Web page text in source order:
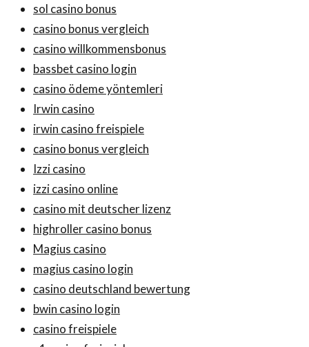
sol casino bonus
casino bonus vergleich
casino willkommensbonus
bassbet casino login
casino ödeme yöntemleri
Irwin casino
irwin casino freispiele
casino bonus vergleich
Izzi casino
izzi casino online
casino mit deutscher lizenz
highroller casino bonus
Magius casino
magius casino login
casino deutschland bewertung
bwin casino login
casino freispiele